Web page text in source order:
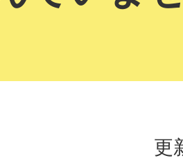
更